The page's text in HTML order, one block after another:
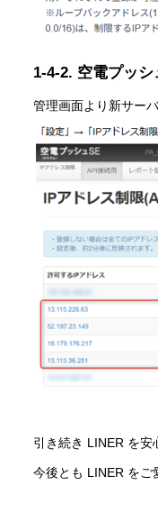
1-4-2. 空電プッシ
管理画面より新サー
引き続き LINER を安
今後とも LINER をご